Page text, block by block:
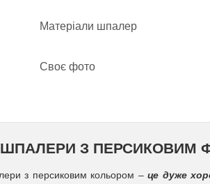
Матеріали шпалер
Своє фото
З ПЕРСИКОВИМ
з персиковим кольором –це дуже